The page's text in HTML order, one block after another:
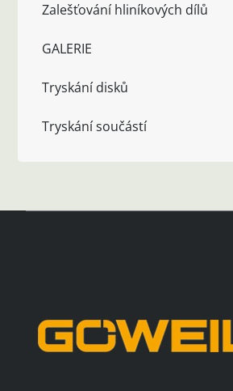
Zalešťování hliníkových dílů
GALERIE
Tryskání disků
Tryskání součástí